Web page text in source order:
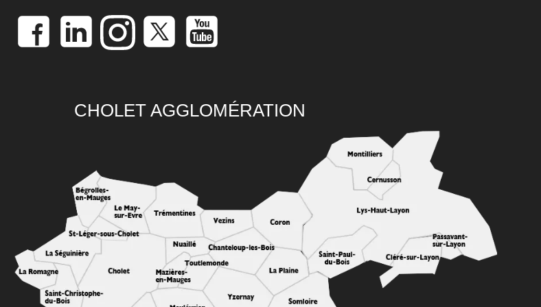
CHOLET AGGLOMÉRATION